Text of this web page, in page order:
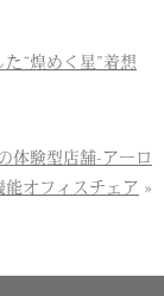
“煌めく星”着想
体験型店舗-アーロ
能オフィスチェア »